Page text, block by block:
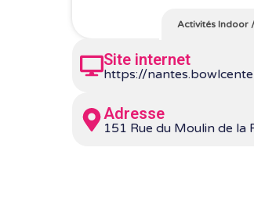
Activités Indoor
Site internet
https://
Adresse
151 Rue du Moulin de